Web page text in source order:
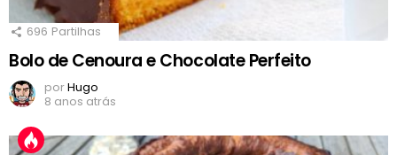
696 Partilhas
Bolo de Cenoura e Chocolate Perfeito
porHugo
8 anos atrás